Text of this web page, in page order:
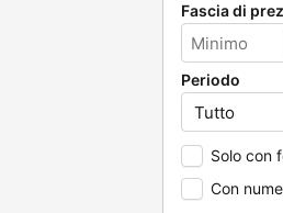
Fascia di
Periodo
Solo con
Con